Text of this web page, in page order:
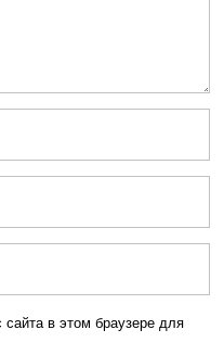
в этом браузере для